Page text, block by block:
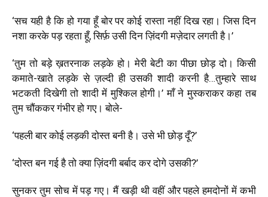
‘सच यही है कि हो गया हूँ बोर पर कोई रास्ता नहीं दिख रहा। जिस दिन
नशा करके पड़ रहता हूँ, सिर्फ़ उसी दिन ज़िंदगी मज़ेदार लगती है।’
‘तुम तो बड़े ख़तरनाक लड़के हो। मेरी बेटी का पीछा छोड़ दो। किसी
कमाते-खाते लड़के से ज़ल्दी ही उसकी शादी करनी है…तुम्हारे साथ
भटकती दिखेगी तो शादी में मुश्किल होगी।’माँ ने मुस्कराकर कहा तब
तुम चौंककर गंभीर हो गए। बोले-
‘पहली बार कोई लड़की दोस्त बनी है। उसे भी छोड़ दूँ?’
‘दोस्त बन गई है तो क्या ज़िंदगी बर्बाद कर दोगे उसकी?’
सुनकर तुम सोच में पड़ गए। मैं खड़ी थी वहीं और पहले हमदोनों में कभी